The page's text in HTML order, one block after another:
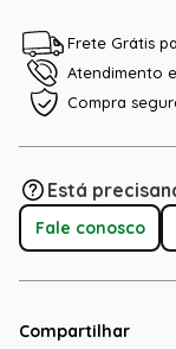
Frete Grátis
Atendimento
Compra
Está
Fale conosco
Compartilhar